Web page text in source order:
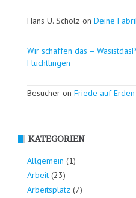
Hans U. Scholz on Deine
Wir schaffen das –
Flüchtlingen
Besucher on Friede auf
KATEGORIEN
Allgemein (1)
Arbeit (23)
Arbeitsplatz (7)